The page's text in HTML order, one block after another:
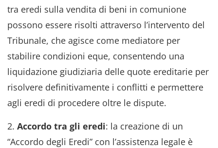
tra eredi sulla vendita di beni in comunione
possono essere risolti attraverso l’intervento del
Tribunale, che agisce come mediatore per
stabilire condizioni eque, consentendo una
liquidazione giudiziaria delle quote ereditarie per
risolvere definitivamente i conflitti e permettere
agli eredi di procedere oltre le dispute.
2. Accordo tra gli eredi: la creazione di un
“Accordo degli Eredi” con l’assistenza legale è